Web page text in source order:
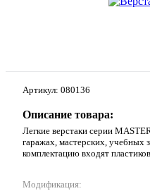
Артикул: 080136
Описание товара:
Легкие верстаки серии
гаражах, мастерских, учебных
комплектацию входят
Модификация: